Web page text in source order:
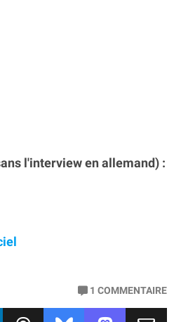
l'interview en allemand) :
1 COMMENTAIRE